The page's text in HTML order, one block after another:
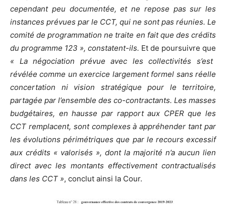
cependant peu documentée, et ne repose pas sur les
instances prévues par le CCT, qui ne sont pas réunies. Le
comité de programmation ne traite en fait que des crédits
du programme 123 », constatent-ils. Et de poursuivre que
« La négociation prévue avec les collectivités s’est
révélée comme un exercice largement formel sans réelle
concertation ni vision stratégique pour le territoire,
partagée par l’ensemble des co-contractants. Les masses
budgétaires, en hausse par rapport aux CPER que les
CCT remplacent, sont complexes à appréhender tant par
les évolutions périmétriques que par le recours excessif
aux crédits « valorisés », dont la majorité n’a aucun lien
direct avec les montants effectivement contractualisés
dans les CCT », conclut ainsi la Cour.